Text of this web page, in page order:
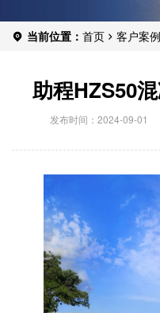
当前位置： 首页 客户案例
助程HZS50
发布时间：2024-09-01